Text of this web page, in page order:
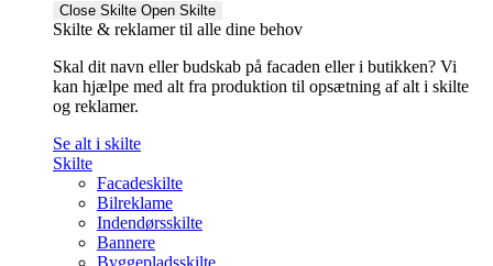
Close Skilte Open Skilte
Skilte & reklamer til alle dine behov
Skal dit navn eller budskab på facaden eller i butikken? Vi
kan hjælpe med alt fra produktion til opsætning af alt i skilte
og reklamer.
Se alt i skilte
Skilte
Facadeskilte
Bilreklame
Indendørsskilte
Bannere
Byggepladsskilte